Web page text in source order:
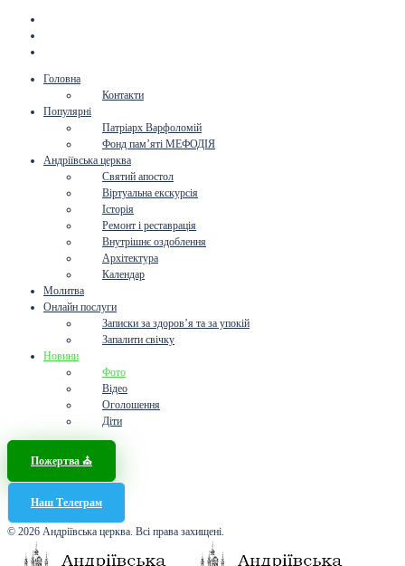
Головна
Контакти
Популярні
Патріарх Варфоломій
Фонд пам’яті МЕФОДІЯ
Андріївська церква
Святий апостол
Віртуальна екскурсія
Історія
Ремонт і реставрація
Внутрішнє оздоблення
Архітектура
Календар
Молитва
Онлайн послуги
Записки за здоров’я та за упокій
Запалити свічку
Новини
Фото
Відео
Оголошення
Діти
Пожертва ⛪️
Наш Телеграм
© 2026 Андріївська церква. Всі права захищені.